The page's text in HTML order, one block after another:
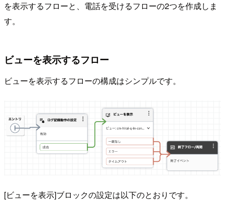
を表示するフローと、電話を受けるフローの2つを作成しま
す。
ビューを表示するフロー
ビューを表示するフローの構成はシンプルです。
[ビューを表示]ブロックの設定は以下のとおりです。